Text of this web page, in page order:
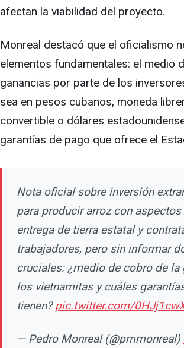
afectan la viabilidad del proyecto.
Monreal destacó que el oficialismo
elementos fundamentales: el medio
ganancias por parte de los
sea en pesos cubanos, moneda
convertible o dólares
garantías de pago que ofrece el
Nota oficial sobre inversión
para producir arroz con
entrega de tierra estatal y
trabajadores, pero sin informar
cruciales: ¿medio de cobro de la
los vietnamitas y cuáles
tienen?pic.twitter.com/
— Pedro Monreal (@pmmonreal)